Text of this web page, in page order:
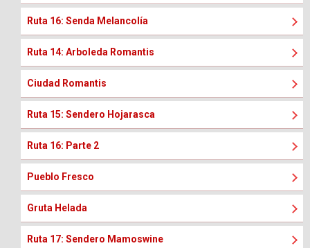
Ruta 16: Senda Melancolía
Ruta 14: Arboleda Romantis
Ciudad Romantis
Ruta 15: Sendero Hojarasca
Ruta 16: Parte 2
Pueblo Fresco
Gruta Helada
Ruta 17: Sendero Mamoswine